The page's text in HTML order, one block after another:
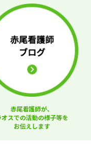
赤尾看護師が、
オスでの活動の様子等を
お伝えします